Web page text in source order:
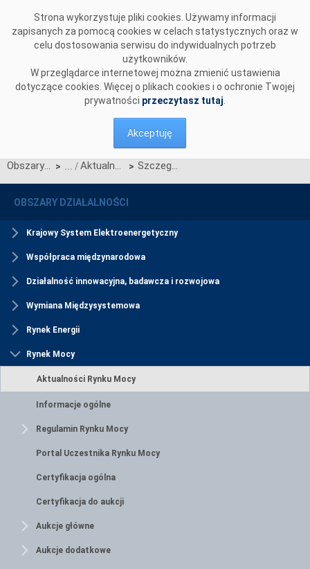
Strona wykorzystuje pliki cookies. Używamy informacji
zapisanych za pomocą cookies w celach statystycznych oraz w
celu dostosowania serwisu do indywidualnych potrzeb
użytkowników.
W przeglądarce internetowej można zmienić ustawienia
dotyczące cookies. Więcej o plikach cookies i o ochronie Twojej
prywatności przeczytasz tutaj
Akceptuję
Obszary działalności > Aktualności Rynku Mocy > Szczegółowy harmonogram certyfikacji ogólnej w 2026 r.
OBSZARY DZIAŁALNOŚCI
Krajowy System Elektroenergetyczny
Współpraca międzynarodowa
Działalność innowacyjna, badawcza i rozwojowa
Wymiana Międzysystemowa
Rynek Energii
Rynek Mocy
Aktualności Rynku Mocy
Informacje ogólne
Regulamin Rynku Mocy
Portal Uczestnika Rynku Mocy
Certyfikacja ogólna
Certyfikacja do aukcji
Aukcje główne
Aukcje dodatkowe